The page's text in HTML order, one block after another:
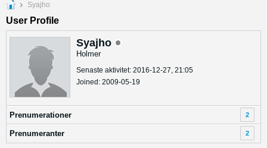
Syajho
User Profile
Syajho
Holmer
Senaste aktivitet: 2016-12-27, 21:05
Joined: 2009-05-19
Prenumerationer 2
Prenumeranter 2